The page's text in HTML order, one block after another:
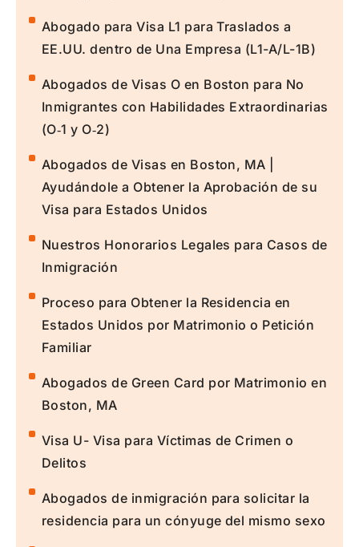
Abogado para Visa L1 para Traslados a
EE.UU. dentro de Una Empresa (L1-A/L-1B)
Abogados de Visas O en Boston para No
Inmigrantes con Habilidades Extraordinarias
(O‑1 y O‑2)
Abogados de Visas en Boston, MA |
Ayudándole a Obtener la Aprobación de su
Visa para Estados Unidos
Nuestros Honorarios Legales para Casos de
Inmigración
Proceso para Obtener la Residencia en
Estados Unidos por Matrimonio o Petición
Familiar
Abogados de Green Card por Matrimonio en
Boston, MA
Visa U- Visa para Víctimas de Crimen o
Delitos
Abogados de inmigración para solicitar la
residencia para un cónyuge del mismo sexo